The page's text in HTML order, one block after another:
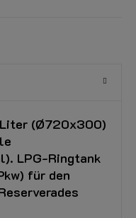
Liter (Ø720x300)
LPG-Ringtank
für den